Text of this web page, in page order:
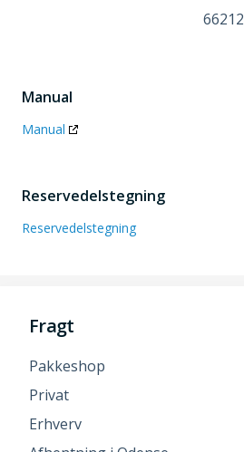
Manual
Manual
Reservedelstegning
Reservedelstegning
Fragt
Pakkeshop
Privat
Erhverv